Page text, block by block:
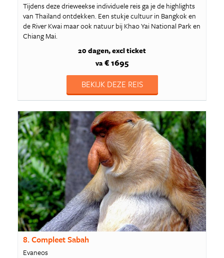
Tijdens deze drieweekse individuele reis ga je de highlights
van Thailand ontdekken. Een stukje cultuur in Bangkok en
de River Kwai maar ook natuur bij Khao Yai National Park en
Chiang Mai.
20 dagen excl ticket
va € 1695
BEKIJK DEZE REIS
8. Compleet Sabah
Evaneos